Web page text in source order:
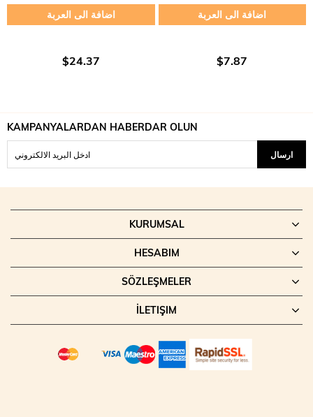
اضافة الى العربة
$24.37
اضافة الى العربة
$7.87
KAMPANYALARDAN HABERDAR OLUN
ارسال
KURUMSAL
HESABIM
SÖZLEŞMELER
İLETIŞIM